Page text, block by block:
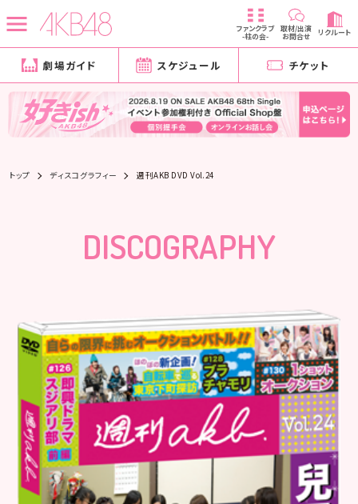
ファンクラブ
-柱の会-
取材/出演
お問合せ リクルート
劇場ガイド スケジュール チケット
トップ ディスコグラフィー 週刊AKB DVD Vol.24
DISCOGRAPHY